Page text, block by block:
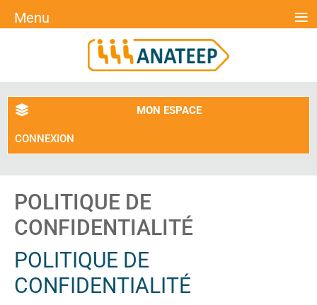
MON ESPACE
CONNEXION
POLITIQUE DE
CONFIDENTIALITÉ
POLITIQUE DE
CONFIDENTIALITÉ
Menu ≡